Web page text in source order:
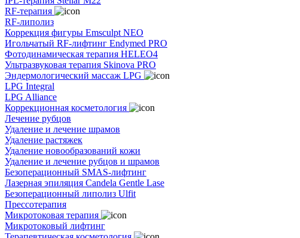
RF-терапия
RF-липолиз
Коррекция фигуры Emsculpt NEO
Игольчатый RF-лифтинг Endymed PRO
Фотодинамическая терапия HELEO4
Ультразвуковая терапия Skinova PRO
Эндермологический массаж LPG
LPG Integral
LPG Alliance
Коррекционная косметология
Лечение рубцов
Удаление и лечение шрамов
Удаление растяжек
Удаление новообразований кожи
Удаление и лечение рубцов и шрамов
Безоперационный SMAS-лифтинг
Лазерная эпиляция Candela Gentle Lase
Безоперационный липолиз Ulfit
Прессотерапия
Микротоковая терапия
Микротоковый лифтинг